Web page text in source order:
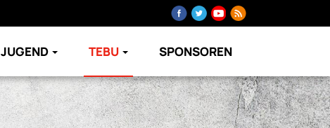
JUGEND TEBU SPONSOREN